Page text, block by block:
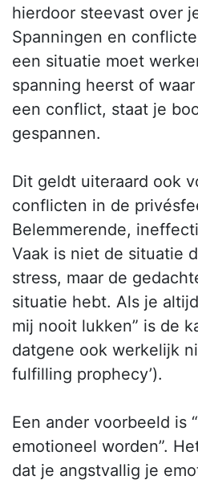
hierdoor steevast over
Spanningen en
een situatie moet
spanning heerst of
een conflict, staat je
gespannen.
Dit geldt uiteraard ook
conflicten in de
Belemmerende,
Vaak is niet de situatie
stress, maar de
situatie hebt. Als je
mij nooit lukken” is de
datgene ook werkelijk
fulfilling prophecy’).
Een ander voorbeeld is
emotioneel worden”.
dat je angstvallig je